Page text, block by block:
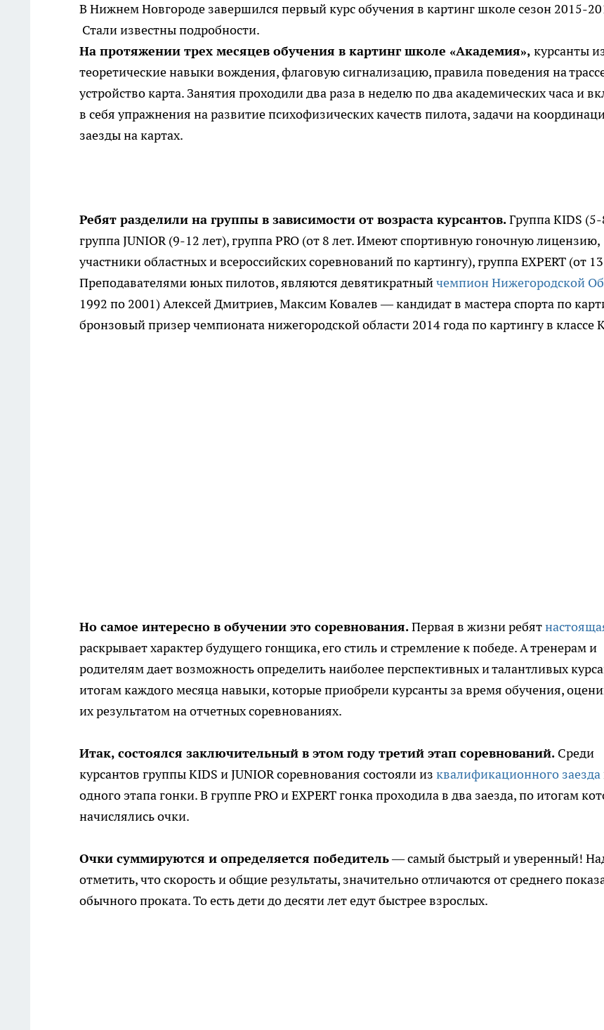
В Нижнем Новгороде завершился первый курс обучения в картинг школе сезон 2015-
Стали известны подробности.
На протяжении трех месяцев обучения в картинг школе «Академия», курсанты
теоретические навыки вождения, флаговую сигнализацию, правила поведения на
устройство карта. Занятия проходили два раза в неделю по два академических часа и
в себя упражнения на развитие психофизических качеств пилота, задачи на
заезды на картах.
Ребят разделили на группы в зависимости от возраста курсантов.Группа KIDS (5-
группа JUNIOR (9-12 лет), группа PRO (от 8 лет. Имеют спортивную гоночную лицензию,
участники областных и всероссийских соревнований по картингу), группа EXPERT (от
Преподавателями юных пилотов, являются девятикратныйчемпион Нижегородской
1992 по 2001) Алексей Дмитриев, Максим Ковалев — кандидат в мастера спорта по
бронзовый призер чемпионата нижегородской области 2014 года по картингу в классе
Но самое интересно в обучении это соревнования.Первая в жизни ребят
раскрывает характер будущего гонщика, его стиль и стремление к победе. А тренерам и
родителям дает возможность определить наиболее перспективных и талантливых
итогам каждого месяца навыки, которые приобрели курсанты за время обучения,
их результатом на отчетных соревнованиях.
Итак, состоялся заключительный в этом году третий этап соревнований. Среди
курсантов группы KIDS и JUNIOR соревнования состояли из квалификационного заезда
одного этапа гонки. В группе PRO и EXPERT гонка проходила в два заезда, по итогам
начислялись очки.
Очки суммируются и определяется победитель— самый быстрый и уверенный!
отметить, что скорость и общие результаты, значительно отличаются от среднего
обычного проката. То есть дети до десяти лет едут быстрее взрослых.